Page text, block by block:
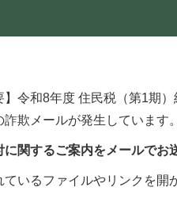
令和8年度 住民税（第1期
欺メールが発生しています。
関するご案内をメールでお
ているファイルやリンクを